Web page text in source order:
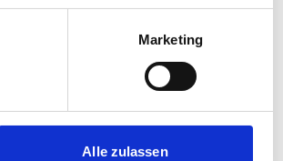
Marketing
Alle zulassen